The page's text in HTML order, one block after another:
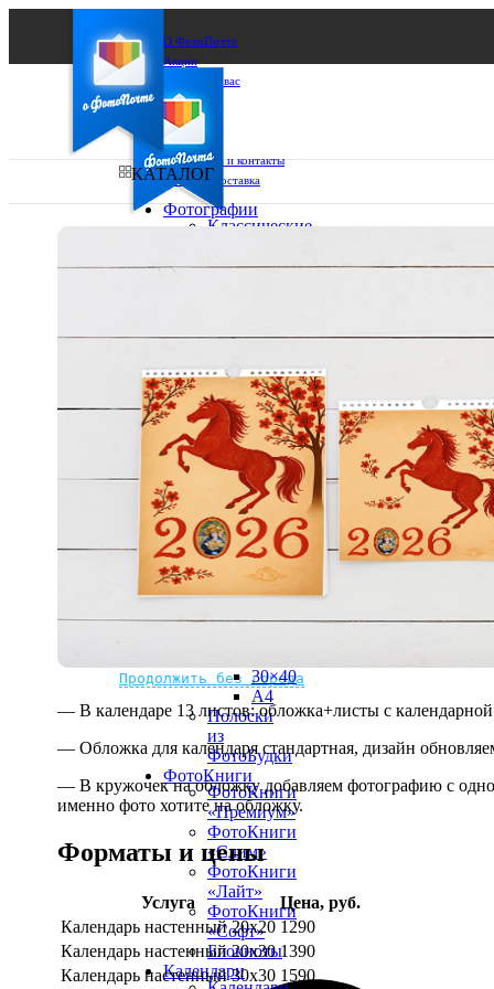
О ФотоПочте
Акции
Сделаем за вас
Бизнесу
FAQ
Франшиза
Поддержка и контакты
Оплата и доставка
Продолжить без города
КАТАЛОГ
Фотографии
Классические
10х10
15х20
20х30
30х30
30х40
А4
Фото
рамке
10х10
10×15
13×18
15×15
15×20
20×20
30×40
A4
Полоски
из
ФотоБудки
ФотоКниги
ФотоКниги
«Премиум»
ФотоКниги
«Слим»
ФотоКниги
«Лайт»
ФотоКниги
«Софт»
Блокноты
Календари
— В календаре 13 листов: обложка+листы с календарной
— Обложка для календаря стандартная, дизайн
— В кружочек на обложку добавляем фотографию с
именно фото хотите на обложку.
Форматы и цены
Услуга
Цена, руб.
Календарь настенный 20х20 1290
Календарь настенный 20х30 1390
Календарь настенный 30х30 1590